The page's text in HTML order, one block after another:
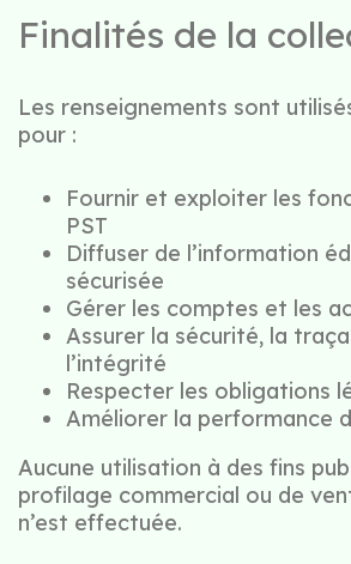
Finalités de la
Les renseignements sont
pour :
Fournir et exploiter les
PST
Diffuser de l’information
sécurisée
Gérer les comptes et les
Assurer la sécurité, la
l’intégrité
Respecter les obligations
Améliorer la performance
Aucune utilisation à des fins
profilage commercial ou de
n’est effectuée.